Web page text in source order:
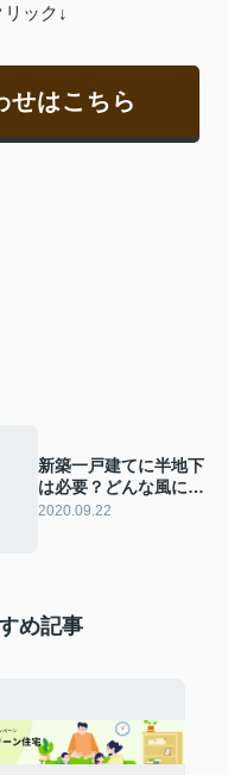
ック↓
せはこちら
新築一戸建てに半地下
は必要？どんな風に使
えるの？
2020.09.22
め記事